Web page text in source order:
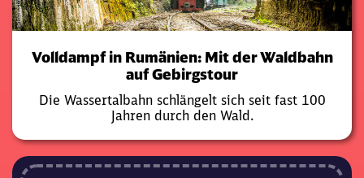
Volldampf in Rumänien: Mit der Waldbahn
auf Gebirgstour
Die Wassertalbahn schlängelt sich seit fast 100
Jahren durch den Wald.